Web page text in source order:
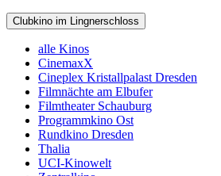
Clubkino im Lingnerschloss
alle Kinos
CinemaxX
Cineplex Kristallpalast Dresden
Filmnächte am Elbufer
Filmtheater Schauburg
Programmkino Ost
Rundkino Dresden
Thalia
UCI-Kinowelt